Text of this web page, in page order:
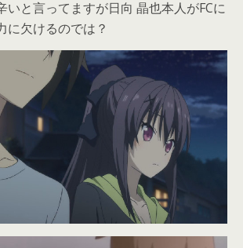
いと言ってますが日向 晶也本人がFCに
に欠けるのでは？